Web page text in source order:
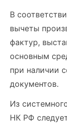
В
вычеты
фактур,
основным
при наличии
документов.
Из
НК РФ